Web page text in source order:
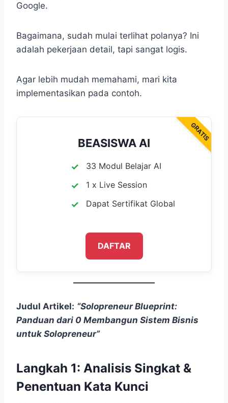
Google.
Bagaimana, sudah mulai terlihat polanya? Ini
adalah pekerjaan detail, tapi sangat logis.
Agar lebih mudah memahami, mari kita
implementasikan pada contoh.
GRATIS
BEASISWA AI
33 Modul Belajar AI
1 x Live Session
Dapat Sertifikat Global
DAFTAR
Judul Artikel: “Solopreneur Blueprint:
Panduan dari 0 Membangun Sistem Bisnis
untuk Solopreneur”
Langkah 1: Analisis Singkat &
Penentuan Kata Kunci